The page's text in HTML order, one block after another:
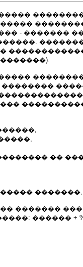
- �������
��
�������,
�������
������ +